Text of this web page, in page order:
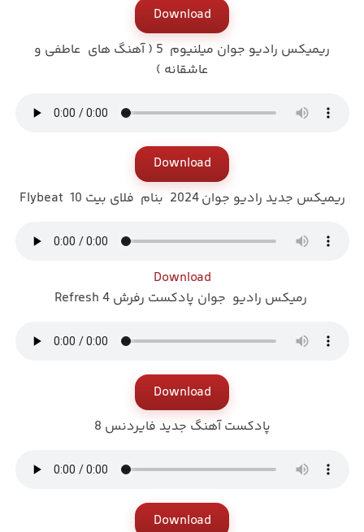
Download
ریمیکس رادیو جوان میلنیوم 5 (‌ آهنگ های عاطفی و
عاشقانه )
Download
ریمیکس جدید رادیو جوان 2024 بنام فلای بیت 10 Flybeat
Download
رمیکس رادیو جوان پادکست رفرش Refresh 4
Download
پادکست آهنگ جدید فایردنس 8
Download